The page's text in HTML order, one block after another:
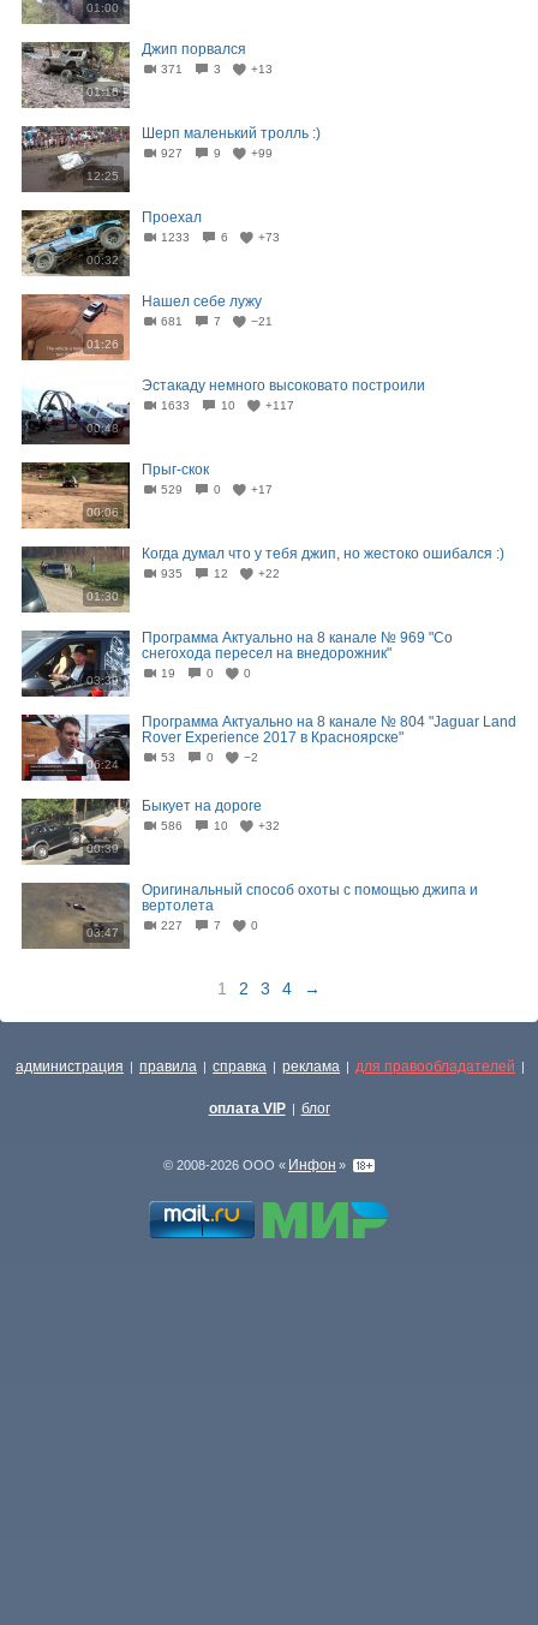
01:00
01:16
Джип порвался
371 3 +13
12:25
Шерп маленький тролль :)
927 9 +99
00:32
Проехал
1233 6 +73
01:26
Нашел себе лужу
681 7 −21
00:48
Эстакаду немного высоковато построили
1633 10 +117
00:06
Прыг-скок
529 0 +17
01:30
Когда думал что у тебя джип, но жестоко ошибался :)
935 12 +22
03:39
Программа Актуально на 8 канале № 969 "Со
снегохода пересел на внедорожник"
19 0 0
06:24
Программа Актуально на 8 канале № 804 "Jaguar Land
Rover Experience 2017 в Красноярске"
53 0 −2
00:39
Быкует на дороге
586 10 +32
03:47
Оригинальный способ охоты с помощью джипа и
вертолета
227 7 0
1 2 3 4 →
администрация | правила | справка | реклама | для правообладателей |
оплата VIP | блог
© 2008-2026 ООО « Инфон »